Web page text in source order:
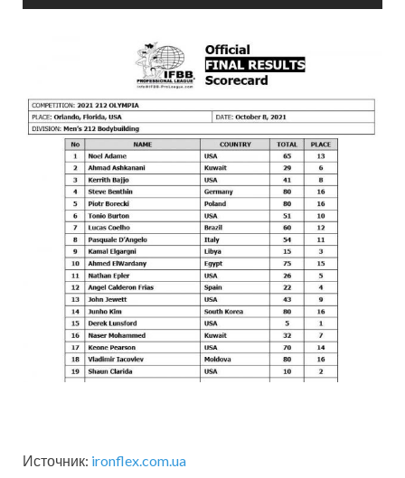
Источник: ironflex.com.ua